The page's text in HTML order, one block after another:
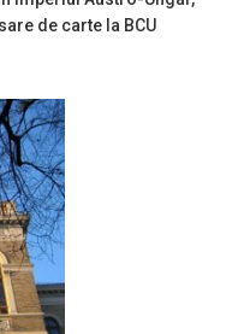
de carte la BCU